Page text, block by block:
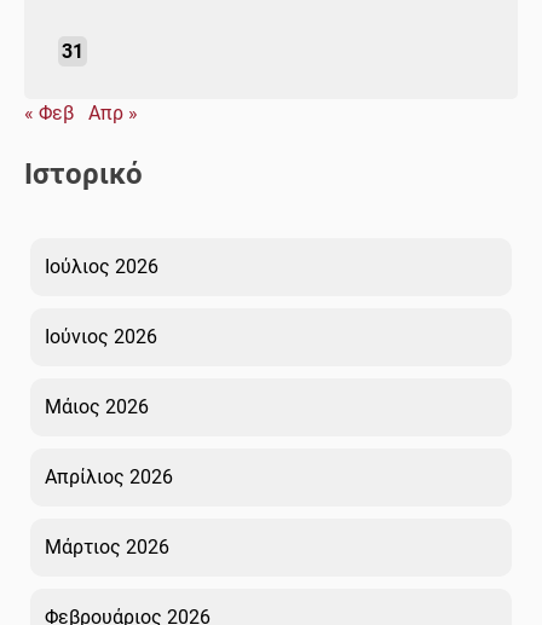
31
« Φεβ Απρ »
Ιστορικό
Ιούλιος 2026
Ιούνιος 2026
Μάιος 2026
Απρίλιος 2026
Μάρτιος 2026
Φεβρουάριος 2026